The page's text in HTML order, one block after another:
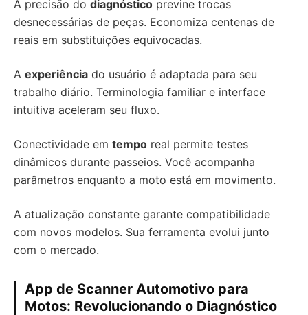
A precisão do diagnóstico previne trocas
desnecessárias de peças. Economiza centenas de
reais em substituições equivocadas.
A experiência do usuário é adaptada para seu
trabalho diário. Terminologia familiar e interface
intuitiva aceleram seu fluxo.
Conectividade em tempo real permite testes
dinâmicos durante passeios. Você acompanha
parâmetros enquanto a moto está em movimento.
A atualização constante garante compatibilidade
com novos modelos. Sua ferramenta evolui junto
com o mercado.
App de Scanner Automotivo para
Motos: Revolucionando o Diagnóstico